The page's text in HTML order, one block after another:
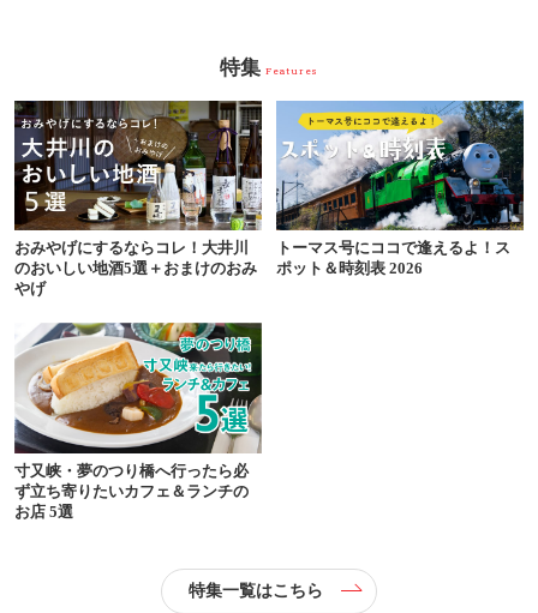
特集 Features
おみやげにするならコレ！大井川
のおいしい地酒5選＋おまけのおみ
やげ
トーマス号にココで逢えるよ！ス
ポット＆時刻表 2026
寸又峡・夢のつり橋へ行ったら必
ず立ち寄りたいカフェ＆ランチの
お店 5選
特集一覧はこちら